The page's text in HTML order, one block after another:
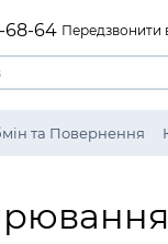
68-64 Передзвонити
та Повернення